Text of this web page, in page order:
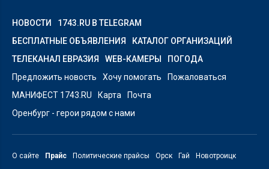
НОВОСТИ
1743.RU В TELEGRAM
БЕСПЛАТНЫЕ ОБЪЯВЛЕНИЯ
КАТАЛОГ ОРГАНИЗАЦИЙ
ТЕЛЕКАНАЛ ЕВРАЗИЯ
WEB-КАМЕРЫ
ПОГОДА
Предложить новость
Хочу помогать
Пожаловаться
МАНИФЕСТ 1743.RU
Карта
Почта
Оренбург - герои рядом с нами
О сайте Прайс Политические прайсы Орск Гай Новотроицк